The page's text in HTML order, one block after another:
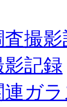
撮
記録
ガ